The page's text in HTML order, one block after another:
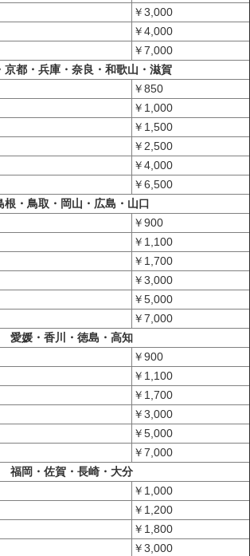
￥3,000
￥4,000
￥7,000
京都・兵庫・奈良・和歌山・滋賀
￥850
￥1,000
￥1,500
￥2,500
￥4,000
￥6,500
根・鳥取・岡山・広島・山口
￥900
￥1,100
￥1,700
￥3,000
￥5,000
￥7,000
愛媛・香川・徳島・高知
￥900
￥1,100
￥1,700
￥3,000
￥5,000
￥7,000
福岡・佐賀・長崎・大分
￥1,000
￥1,200
￥1,800
￥3,000